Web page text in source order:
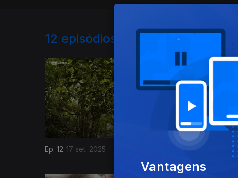
12 episódios disponíveis
Ep. 12 17 set. 2025 10
Vantagens